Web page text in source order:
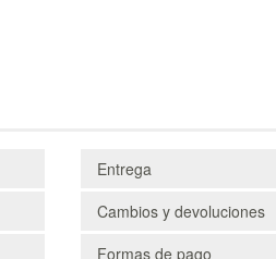
Entrega
Cambios y devoluciones
Formas de pago